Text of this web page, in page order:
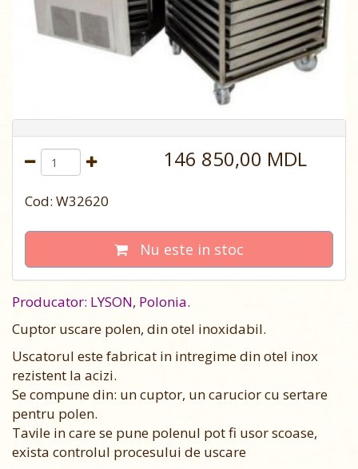
146 850,00 MDL
Cod: W32620
Nu este in stoc
Producator: LYSON, Polonia.
Cuptor uscare polen, din otel inoxidabil.
Uscatorul este fabricat in intregime din otel inox
rezistent la acizi.
Se compune din: un cuptor, un carucior cu sertare
pentru polen.
Tavile in care se pune polenul pot fi usor scoase,
exista controlul procesului de uscare